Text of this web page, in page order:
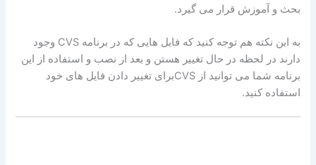
بحث و آموزش قرار می گیرد.
به این نکته هم توجه کنید که فایل هایی که در برنامه CVS وجود
دارند در لحظه در حال تغییر هستن و بعد از نصب و استفاده از این
برنامه شما می توانید از CVSبرای تغییر دادن فایل های خود
استفاده کنید.